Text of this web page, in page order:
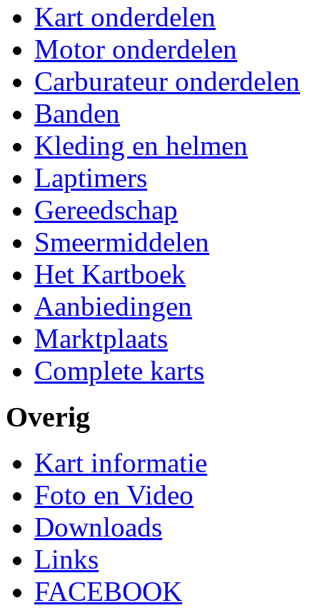
Kart onderdelen
Motor onderdelen
Carburateur onderdelen
Banden
Kleding en helmen
Laptimers
Gereedschap
Smeermiddelen
Het Kartboek
Aanbiedingen
Marktplaats
Complete karts
Overig
Kart informatie
Foto en Video
Downloads
Links
FACEBOOK